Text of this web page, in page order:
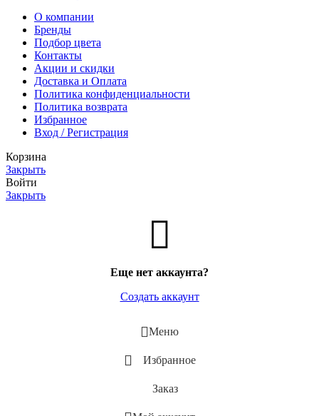
О компании
Бренды
Подбор цвета
Контакты
Акции и скидки
Доставка и Оплата
Политика конфиденциальности
Политика возврата
Избранное
Вход / Регистрация
Корзина
Закрыть
Войти
Закрыть
Еще нет аккаунта?
Создать аккаунт
Меню
Избранное
Заказ